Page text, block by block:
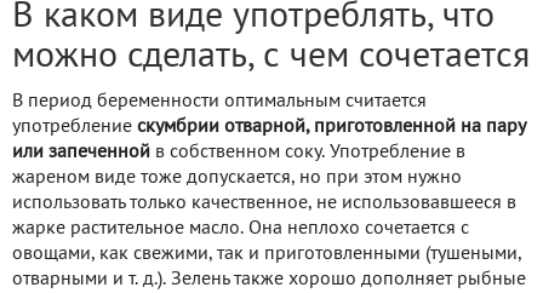
В каком виде употреблять, что
можно сделать, с чем сочетается
В период беременности оптимальным считается
употребление скумбрии отварной, приготовленной на пару
или запеченной в собственном соку. Употребление в
жареном виде тоже допускается, но при этом нужно
использовать только качественное, не использовавшееся в
жарке растительное масло. Она неплохо сочетается с
овощами, как свежими, так и приготовленными (тушеными,
отварными и т. д.). Зелень также хорошо дополняет рыбные